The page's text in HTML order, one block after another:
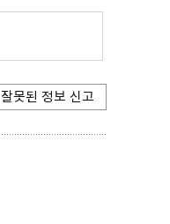
잘못된 정보 신고